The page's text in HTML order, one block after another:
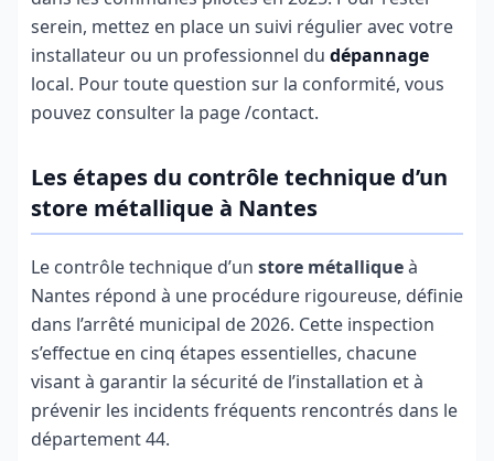
serein, mettez en place un suivi régulier avec votre
installateur ou un professionnel du dépannage
local. Pour toute question sur la conformité, vous
pouvez consulter la page /contact.
Les étapes du contrôle technique d’un
store métallique à Nantes
Le contrôle technique d’un store métalliqueà
Nantes répond à une procédure rigoureuse, définie
dans l’arrêté municipal de 2026. Cette inspection
s’effectue en cinq étapes essentielles, chacune
visant à garantir la sécurité de l’installation et à
prévenir les incidents fréquents rencontrés dans le
département 44.